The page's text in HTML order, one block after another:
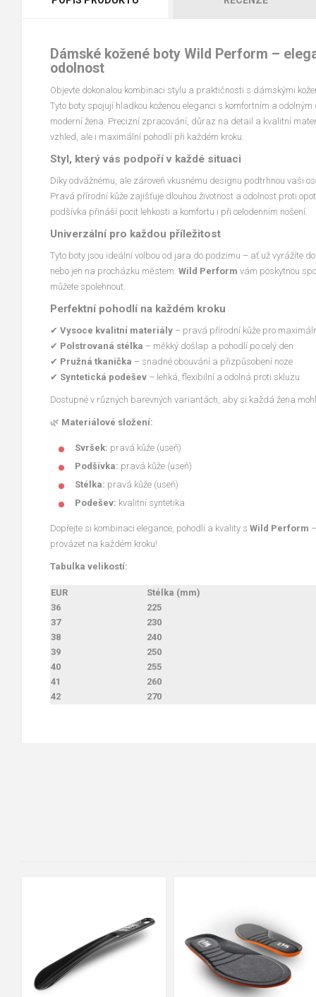
Dámské kožené boty Wild Perform –
odolnost
Objevte dokonalou kombinaci stylu a praktičnosti s dámskými
Tyto boty spojují hladkou koženou eleganci s komfortním a
moderní žena. Precizní zpracování, důraz na detail a kvalitní
vzhled, ale i maximální pohodlí při každém kroku.
Styl, který vás podpoří v každé situaci
Díky odvážnému, ale zároveň vkusnému designu podtrhnou vaši
Pravá přírodní kůže zajišťuje dlouhou životnost a odolnost proti
podšívka přináší pocit lehkosti a komfortu i při celodenním nošení.
Univerzální pro každou příležitost
Tyto boty jsou ideální volbou od jara do podzimu – ať už vyrážíte
nebo jen na procházku městem. Wild Perform vám poskytnou
můžete spolehnout.
Perfektní pohodlí na každém kroku
✔ Vysoce kvalitní materiály – pravá přírodní kůže pro
✔ Polstrovaná stélka – měkký došlap a pohodlí po celý den
✔ Pružná tkanička – snadné obouvání a přizpůsobení noze
✔ Syntetická podešev – lehká, flexibilní a odolná proti skluzu
Dostupné v různých barevných variantách, aby si každá žena
🌿 Materiálové složení:
Svršek: pravá kůže (useň)
Podšívka: pravá kůže (useň)
Stélka: pravá kůže (useň)
Podešev: kvalitní syntetika
Dopřejte si kombinaci elegance, pohodlí a kvality s Wild Perform
provázet na každém kroku!
Tabulka velikostí:
EUR
Stélka (mm)
36
225
37
230
38
240
39
250
40
255
41
260
42
270